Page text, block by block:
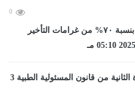
0
وزير الإسكان: منح تيسيرات بالإعفاء بنسبة ٧٠% من غرامات التأخير